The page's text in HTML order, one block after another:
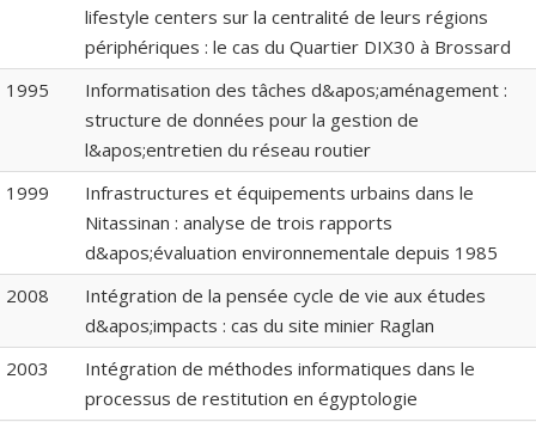
lifestyle centers sur la centralité de leurs régions
périphériques : le cas du Quartier DIX30 à Brossard
1995
Informatisation des tâches d&apos;aménagement :
structure de données pour la gestion de
l&apos;entretien du réseau routier
1999
Infrastructures et équipements urbains dans le
Nitassinan : analyse de trois rapports
d&apos;évaluation environnementale depuis 1985
2008
Intégration de la pensée cycle de vie aux études
d&apos;impacts : cas du site minier Raglan
2003
Intégration de méthodes informatiques dans le
processus de restitution en égyptologie